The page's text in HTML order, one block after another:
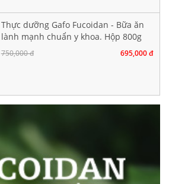
Thực dưỡng Gafo Fucoidan - Bữa ăn
lành mạnh chuẩn y khoa. Hộp 800g
750,000 đ 695,000 đ